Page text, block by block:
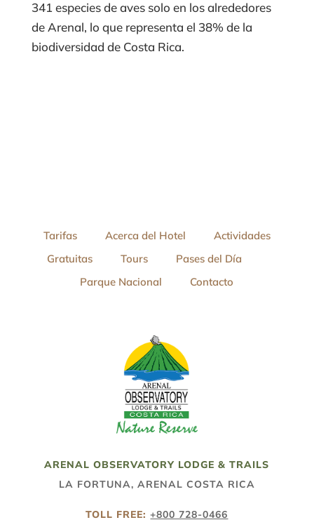
341 especies de aves solo en los alrededores
de Arenal, lo que representa el 38% de la
biodiversidad de Costa Rica.
Tarifas Acerca del Hotel
Actividades
Gratuitas
Tours
Pases del Día
Parque Nacional
Contacto
ARENAL OBSERVATORY LODGE & TRAILS
LA FORTUNA, ARENAL COSTA RICA
TOLL FREE:+800 728-0466